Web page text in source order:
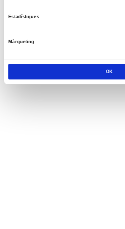
Estadístiques
Màrqueting
OK